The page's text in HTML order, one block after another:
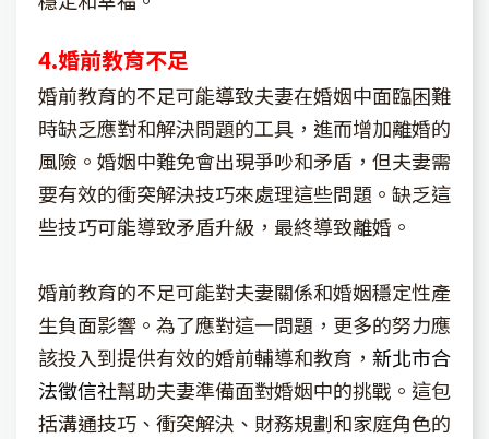
4.婚前教育不足
婚前教育的不足可能導致夫妻在婚姻中面臨困難
時缺乏應對和解決問題的工具，進而增加離婚的
風險。婚姻中難免會出現爭吵和矛盾，但夫妻需
要有效的衝突解決技巧來處理這些問題。缺乏這
些技巧可能導致矛盾升級，最終導致離婚。
婚前教育的不足可能對夫妻關係和婚姻穩定性產
生負面影響。為了應對這一問題，更多的努力應
該投入到提供有效的婚前輔導和教育， 新北市合
法徵信社幫助夫妻準備面對婚姻中的挑戰。這包
括溝通技巧、衝突解決、財務規劃和家庭角色的